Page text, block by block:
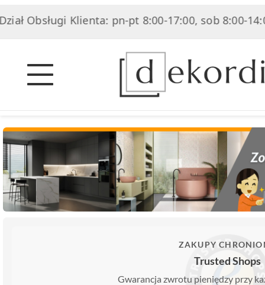
Klienta: pn-pt 8:00-17:00, sob 8:00-14:00 |
ZAKUPY
Trusted Shops
Gwarancja zwrotu pieniędzy przy